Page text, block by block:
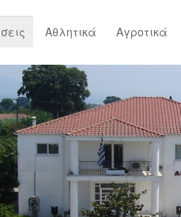
Αθλητικά Αγροτικά